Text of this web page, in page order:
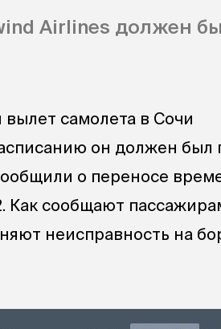
Airlines должен
самолета в Сочи
он должен был
о переносе
Как сообщают
неисправность на